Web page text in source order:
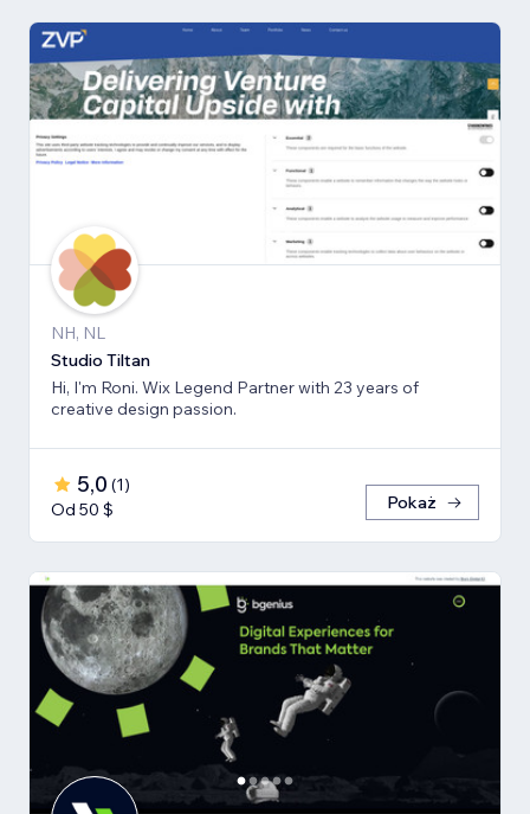
NH, NL
Studio Tiltan
Hi, I'm Roni. Wix Legend Partner with 23 years of
creative design passion.
5,0 (1)
Od 50 $
Pokaż